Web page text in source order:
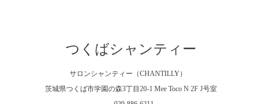
つくばシャンティー
サロンシャンティー（CHANTILLY）
茨城県つくば市学園の森3丁目20-1 Mee Toco N 2F J号室